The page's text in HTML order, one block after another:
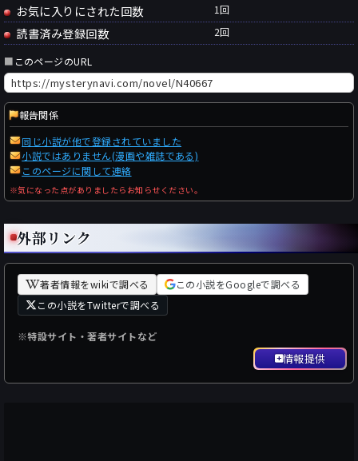
お気に入りにされた回数 1回
読書済み登録回数 2回
■ このページのURL
報告関係
同じ小説が他で登録されていました
小説ではありません(漫画や雑誌である)
このページに関して連絡
※気になった点がありましたらお知らせください。
外部リンク
著者情報をwikiで調べる
この小説をGoogleで調べる
この小説をTwitterで調べる
※特設サイト・著者サイトなど
情報提供